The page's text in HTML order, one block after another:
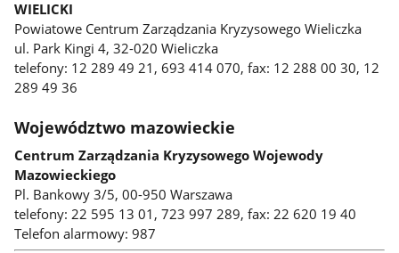
WIELICKI
Powiatowe Centrum Zarządzania Kryzysowego Wieliczka
ul. Park Kingi 4, 32-020 Wieliczka
telefony: 12 289 49 21, 693 414 070, fax: 12 288 00 30, 12
289 49 36
Województwo mazowieckie
Centrum Zarządzania Kryzysowego Wojewody
Mazowieckiego
Pl. Bankowy 3/5, 00-950 Warszawa
telefony: 22 595 13 01, 723 997 289, fax: 22 620 19 40
Telefon alarmowy: 987